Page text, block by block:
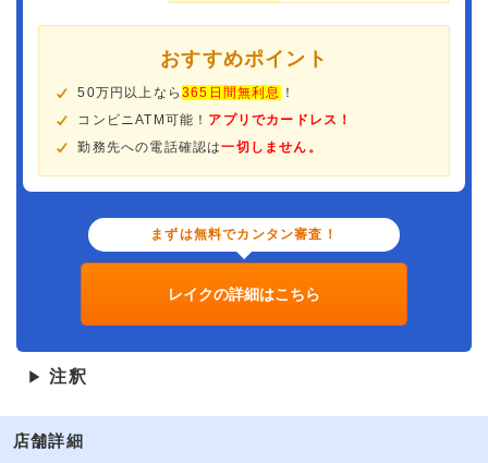
おすすめポイント
50万円以上なら365日間無利息 ！
コンビニATM可能！ アプリでカードレス！
勤務先への電話確認は一切しません。
まずは無料でカンタン審査！
レイクの詳細はこちら
▶ 注釈
店舗詳細